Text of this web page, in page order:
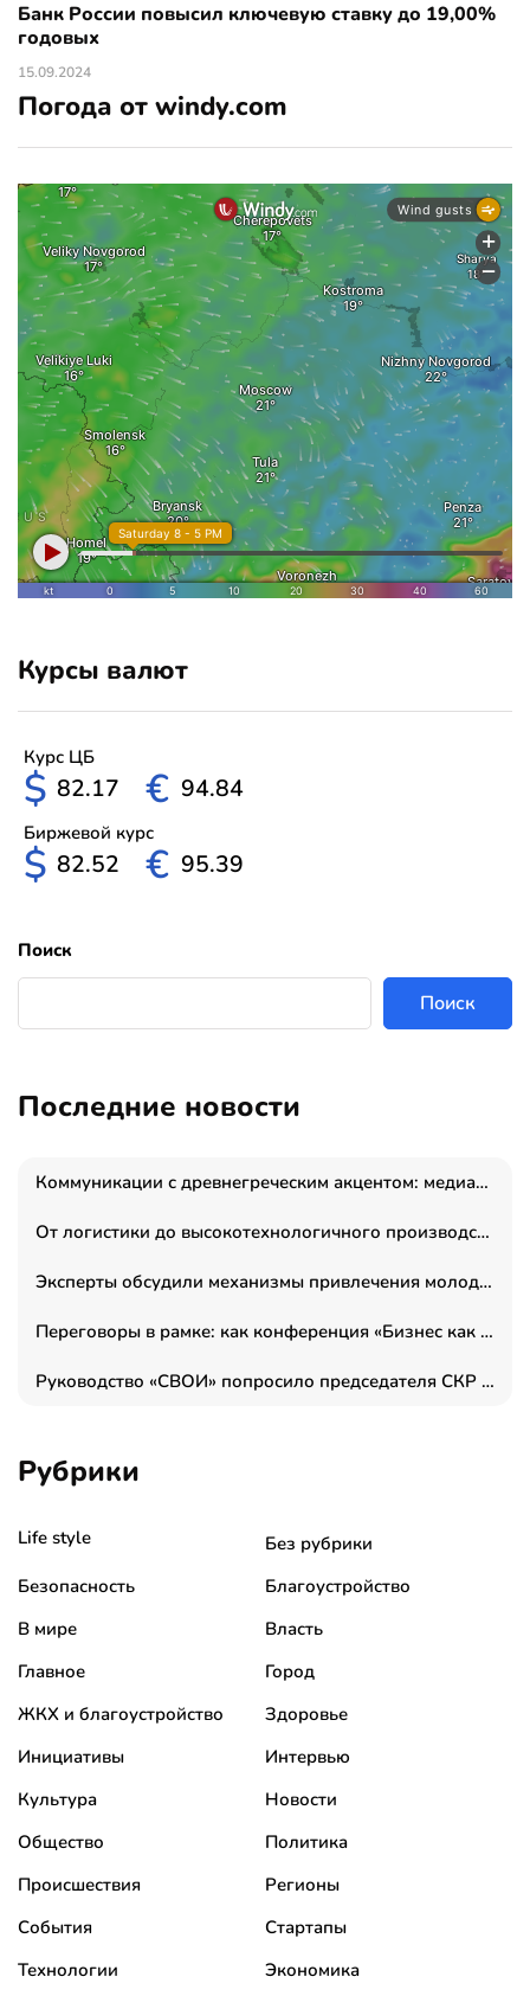
Банк России повысил ключевую ставку до 19,00%
годовых
15.09.2024
Погода от windy.com
Курсы валют
Курс ЦБ
$ 82.17 € 94.84
Биржевой курс
$ 82.52 € 95.39
Поиск
Поиск
Последние новости
Коммуникации с древнегреческим акцентом: медиаменеджер и журналист Владимир Дергачев запустил коммуникационное агентство «Сократ 2.0»
От логистики до высокотехнологичного производства: как основатель “гагаринга” выстраивает экосистему безопасности и гражданских БПЛА
Эксперты обсудили механизмы привлечения молодых специалистов в промышленные города
Переговоры в рамке: как конференция «Бизнес как искусство» переформатирует деловой этикет в стенах ТПП РФ
Руководство «СВОИ» попросило председателя СКР дать правовую оценку обысков в тыловом штабе
Рубрики
Life style
Без рубрики
Безопасность
Благоустройство
В мире
Власть
Главное
Город
ЖКХ и благоустройство
Здоровье
Инициативы
Интервью
Культура
Новости
Общество
Политика
Происшествия
Регионы
События
Стартапы
Технологии
Экономика